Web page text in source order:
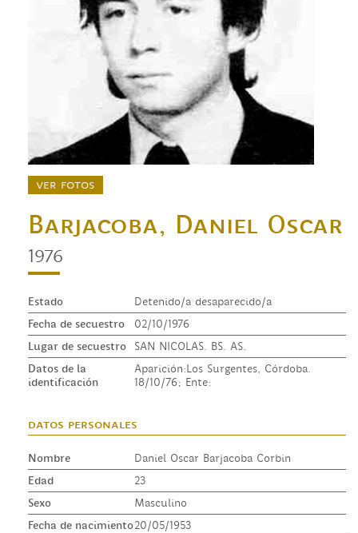
ver fotos
Barjacoba, Daniel Oscar
1976
Estado
Detenido/a desaparecido/a
Fecha de secuestro
02/10/1976
Lugar de secuestro
SAN NICOLAS. BS. AS.
Datos de la
identificación
Aparición:Los Surgentes, Córdoba.
18/10/76; Ente:
datos personales
Nombre
Daniel Oscar Barjacoba Corbin
Edad
23
Sexo
Masculino
Fecha de nacimiento20/05/1953